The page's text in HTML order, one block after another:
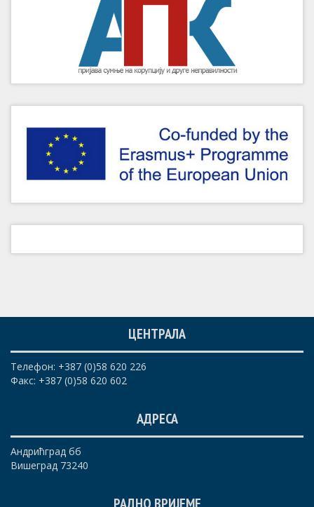
ЦЕНТРАЛА
Телефон: +387 (0)58 620 226
Факс: +387 (0)58 620 602
АДРЕСА
Андрићград бб
Вишеград 73240